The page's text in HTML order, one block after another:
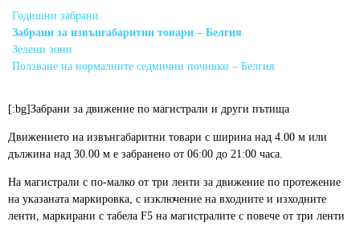
знам,
ако
пътувам
за
Годишни забрани
Забрани за извънгабаритни товари – Белгия
Зелени зони
Ползване на нормалните седмични почивки – Белгия
[:bg]Забрани за движение по магистрали и други пътища
Движението на извънгабаритни товари с ширина над 4.00 м или
дължина над 30.00 м е забранено от 06:00 до 21:00 часа.
На магистрали с по-малко от три ленти за движение по протежение
на указаната маркировка, с изключение на входните и изходните
ленти, маркирани с табела F5 на магистралите с повече от три ленти